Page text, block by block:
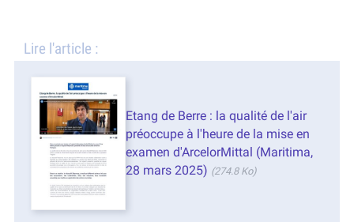
Lire l'article :
Etang de Berre : la qualité de l'air
préoccupe à l'heure de la mise en
examen d'ArcelorMittal (Maritima,
28 mars 2025) (274.8 Ko)